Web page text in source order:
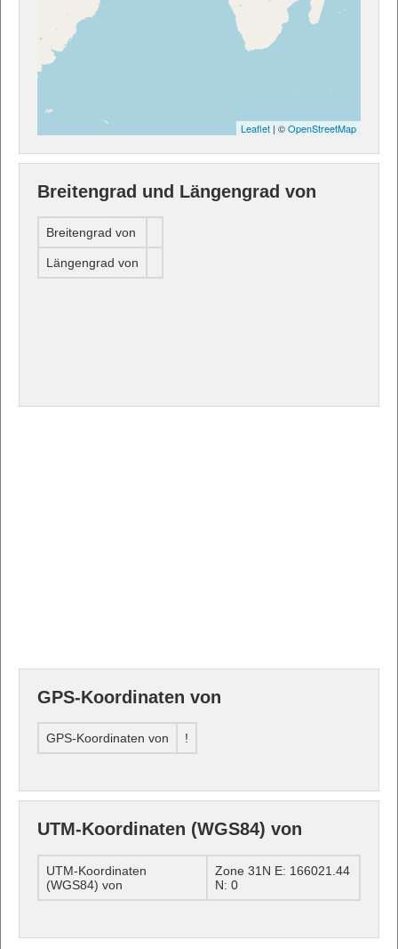
Leaflet | ©OpenStreetMap
Breitengrad und Längengrad von
Breitengrad von
Längengrad von
GPS-Koordinaten von
GPS-Koordinaten von !
UTM-Koordinaten (WGS84) von
UTM-Koordinaten
(WGS84) von
Zone 31N E: 166021.44
N: 0